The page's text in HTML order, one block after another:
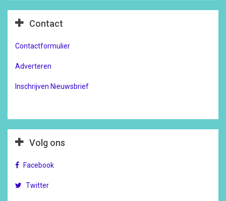
Contact
Contactformulier
Adverteren
Inschrijven Nieuwsbrief
Volg ons
Facebook
Twitter